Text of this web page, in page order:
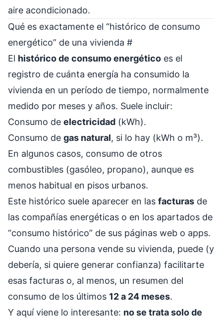
aire acondicionado.
Qué es exactamente el “histórico de consumo
energético” de una vivienda #
El histórico de consumo energético es el
registro de cuánta energía ha consumido la
vivienda en un período de tiempo, normalmente
medido por meses y años. Suele incluir:
Consumo de electricidad (kWh).
Consumo de gas natural, si lo hay (kWh o m³).
En algunos casos, consumo de otros
combustibles (gasóleo, propano), aunque es
menos habitual en pisos urbanos.
Este histórico suele aparecer en las facturas de
las compañías energéticas o en los apartados de
“consumo histórico” de sus páginas web o apps.
Cuando una persona vende su vivienda, puede (y
debería, si quiere generar confianza) facilitarte
esas facturas o, al menos, un resumen del
consumo de los últimos 12 a 24 meses.
Y aquí viene lo interesante: no se trata solo de